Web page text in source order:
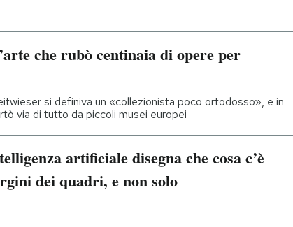
che rubò centinaia di opere per
si definiva un «collezionista poco ortodosso», e in
via di tutto da piccoli musei europei
artificiale disegna che cosa c’è
dei quadri, e non solo